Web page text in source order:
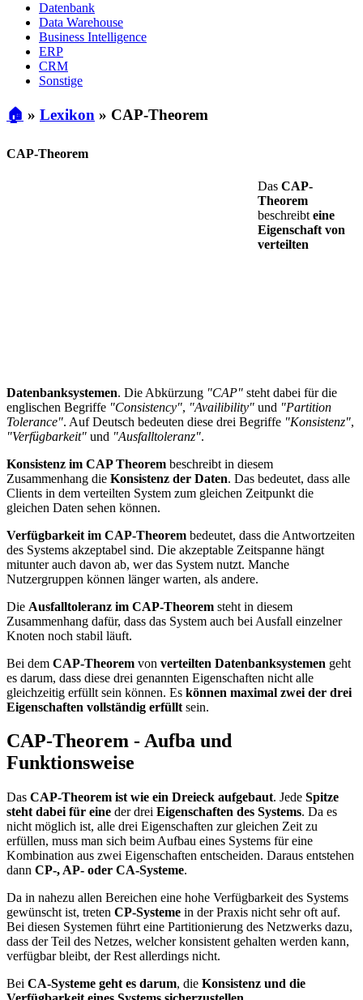
Datenbank
Data Warehouse
Business Intelligence
ERP
CRM
Sonstige
🏠 » Lexikon » CAP-Theorem
CAP-Theorem
Das CAP-
Theorem
beschreibt eine
Eigenschaft von
verteilten
Datenbanksystemen. Die Abkürzung "CAP" steht dabei für die
englischen Begriffe "Consistency", "Availibility" und "Partition
Tolerance". Auf Deutsch bedeuten diese drei Begriffe "Konsistenz",
"Verfügbarkeit" und "Ausfalltoleranz".
Konsistenz im CAP Theorem beschreibt in diesem
Zusammenhang die Konsistenz der Daten. Das bedeutet, dass alle
Clients in dem verteilten System zum gleichen Zeitpunkt die
gleichen Daten sehen können.
Verfügbarkeit im CAP-Theorem bedeutet, dass die Antwortzeiten
des Systems akzeptabel sind. Die akzeptable Zeitspanne hängt
mitunter auch davon ab, wer das System nutzt. Manche
Nutzergruppen können länger warten, als andere.
Die Ausfalltoleranz im CAP-Theorem steht in diesem
Zusammenhang dafür, dass das System auch bei Ausfall einzelner
Knoten noch stabil läuft.
Bei dem CAP-Theorem von verteilten Datenbanksystemen geht
es darum, dass diese drei genannten Eigenschaften nicht alle
gleichzeitig erfüllt sein können. Es können maximal zwei der drei
Eigenschaften vollständig erfüllt sein.
CAP-Theorem - Aufba und
Funktionsweise
Das CAP-Theorem ist wie ein Dreieck aufgebaut. Jede Spitze
steht dabei für eine der drei Eigenschaften des Systems. Da es
nicht möglich ist, alle drei Eigenschaften zur gleichen Zeit zu
erfüllen, muss man sich beim Aufbau eines Systems für eine
Kombination aus zwei Eigenschaften entscheiden. Daraus entstehen
dann CP-, AP- oder CA-Systeme.
Da in nahezu allen Bereichen eine hohe Verfügbarkeit des Systems
gewünscht ist, treten CP-Systeme in der Praxis nicht sehr oft auf.
Bei diesen Systemen führt eine Partitionierung des Netzwerks dazu,
dass der Teil des Netzes, welcher konsistent gehalten werden kann,
verfügbar bleibt, der Rest allerdings nicht.
Bei CA-Systeme geht es darum, die Konsistenz und die